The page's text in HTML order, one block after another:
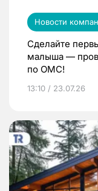
Новости
Сделайте
малыша —
по ОМС!
13:10 / 23.07.26